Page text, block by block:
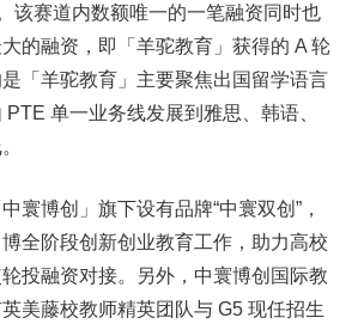
该赛道内数额唯一的一笔融资同时也
的融资，即「羊驼教育」获得的 A 轮
「羊驼教育」主要聚焦出国留学语言
单一业务线发展到雅思、韩语、
寰博创」旗下设有品牌“中寰双创”，
全阶段创新创业教育工作，助力高校
投融资对接。另外，中寰博创国际教
美藤校教师精英团队与 G5 现任招生